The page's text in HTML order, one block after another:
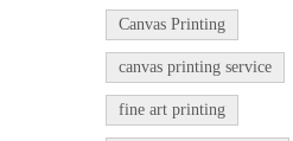
Canvas Printing
canvas printing service
fine art printing